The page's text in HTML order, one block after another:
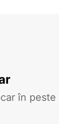
în peste